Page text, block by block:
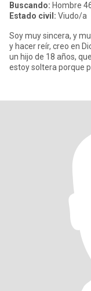
Buscando: Hombre
Estado civil: Viudo/a
Soy muy sincera, y
y hacer reír, creo en
un hijo de 18 años,
estoy soltera porque